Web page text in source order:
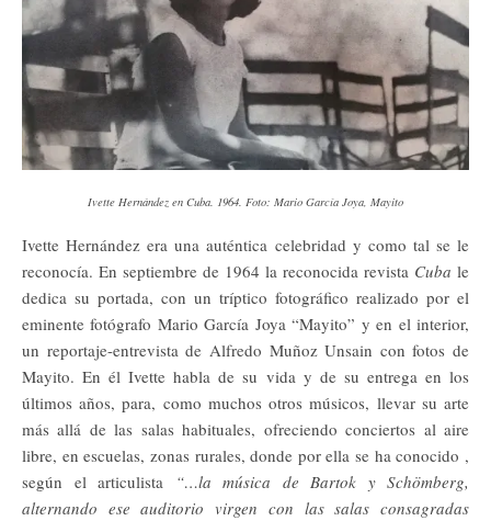
Ivette Hernández en Cuba. 1964. Foto: Mario García Joya, Mayito
Ivette Hernández era una auténtica celebridad y como tal se le
reconocía. En septiembre de 1964 la reconocida revista Cuba le
dedica su portada, con un tríptico fotográfico realizado por el
eminente fotógrafo Mario García Joya “Mayito” y en el interior,
un reportaje-entrevista de Alfredo Muñoz Unsain con fotos de
Mayito. En él Ivette habla de su vida y de su entrega en los
últimos años, para, como muchos otros músicos, llevar su arte
más allá de las salas habituales, ofreciendo conciertos al aire
libre, en escuelas, zonas rurales, donde por ella se ha conocido ,
según el articulista
“…la música de Bartok y Schömberg,
alternando ese auditorio virgen con las salas consagradas